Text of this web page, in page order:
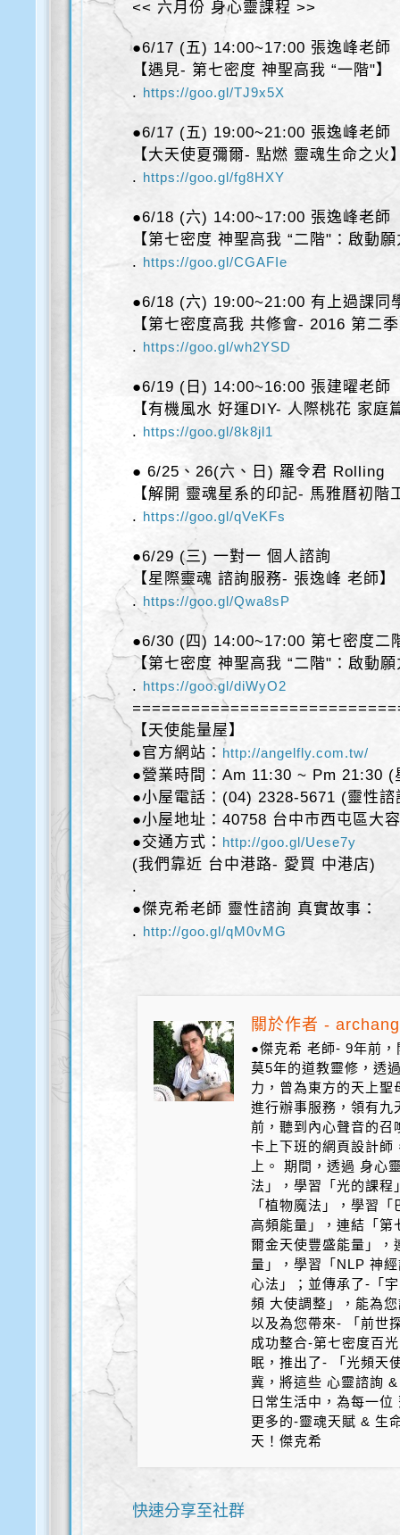
<< 六月份 身心靈課程 >>
●6/17 (五) 14:00~17:00 張逸峰老師
【遇見- 第七密度 神聖高我 “一階"】
. https://goo.gl/TJ9x5X
●6/17 (五) 19:00~21:00 張逸峰老師
【大天使夏彌爾- 點燃 靈魂生命之火
. https://goo.gl/fg8HXY
●6/18 (六) 14:00~17:00 張逸峰老師
【第七密度 神聖高我 “二階"：啟動
. https://goo.gl/CGAFIe
●6/18 (六) 19:00~21:00 有上過課同
【第七密度高我 共修會- 2016 第二
. https://goo.gl/wh2YSD
●6/19 (日) 14:00~16:00 張建曜老師
【有機風水 好運DIY- 人際桃花 家庭
. https://goo.gl/8k8jl1
● 6/25、26(六、日) 羅令君 Rolling
【解開 靈魂星系的印記- 馬雅曆初階
. https://goo.gl/qVeKFs
●6/29 (三) 一對一 個人諮詢
【星際靈魂 諮詢服務- 張逸峰 老師】
. https://goo.gl/Qwa8sP
●6/30 (四) 14:00~17:00 第七密度二
【第七密度 神聖高我 “二階"：啟動
. https://goo.gl/diWyO2
【天使能量屋】
●官方網站： http://angelfly.com.tw/
●營業時間：Am 11:30 ~ Pm 21:30 (
●小屋電話：(04) 2328-5671 (靈性
●小屋地址：40758 台中市西屯區大
●交通方式： http://goo.gl/Uese7y
(我們靠近 台中港路- 愛買 中港店)
.
●傑克希老師 靈性諮詢 真實故事：
. http://goo.gl/qM0vMG
關於作者 -
●傑克希 老師- 9年前
莫5年的道教靈修，透
力，曾為東方的天上
進行辦事服務，領有
前，聽到內心聲音的召
卡上下班的網頁設計師
上。 期間，透過 身心
法」，學習「光的課程
「植物魔法」，學習
高頻能量」，連結「第
爾金天使豐盛能量」，
量」，學習「NLP 神
心法」；並傳承了-「
頻 大使調整」，能為
以及為您帶來- 「前世
成功整合-第七密度百
眠，推出了- 「光頻天
冀，將這些 心靈諮詢
日常生活中，為每一
更多的-靈魂天賦 & 生
天！傑克希
快速分享至社群